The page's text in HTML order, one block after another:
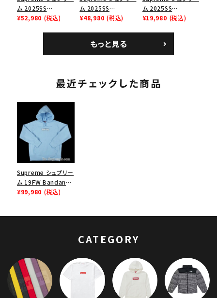
ム 2025SS
Bandana Football
¥52,980 (税込)
ム 2025SS
Backpack バックパッ
¥48,980 (税込)
ム 2025SS
Homerun Tee ホー
¥19,980 (税込)
もっと見る
最近チェックした商品
Supreme シュプリー
ム 19FW Bandana
Box Logo Hooded
¥99,980 (税込)
CATEGORY